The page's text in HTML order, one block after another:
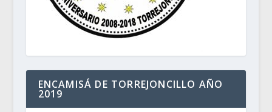
ENCAMISÁ DE TORREJONCILLO AÑO
2019